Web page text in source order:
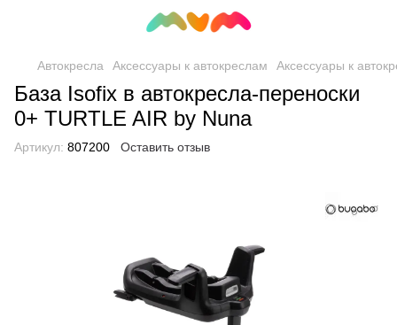
Автокресла Аксессуары к автокреслам Аксессуары к
База Isofix в автокресла-переноски
0+ TURTLE AIR by Nuna
Артикул: 807200 Оставить отзыв